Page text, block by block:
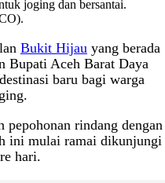
joging dan bersantai.
Bukit Hijauyang berada
Bupati Aceh Barat Daya
baru bagi warga
pepohonan rindang dengan
ini mulai ramai dikunjungi
hari.